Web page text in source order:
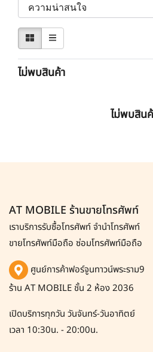
ไม่พบสินค้า
ไม่พบสิน
AT MOBILE ร้านขายโทรศัพท์
เราบริการรับซื้อโทรศัพท์จำนำโทรศัพท์
ขายโทรศัพท์มือถือ ซ่อมโทรศัพท์มือถือ
ศูนย์การค้าฟอร์จูนทาวน์พระราม9
ร้าน AT MOBILE ชั้น 2 ห้อง 2036
เปิดบริการทุกวัน วันจันทร์-วันอาทิตย์
เวลา 10:30น. - 20:00น.